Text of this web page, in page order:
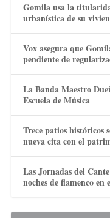
Gomila usa la
urbanística de su
Vox asegura que
pendiente de
La Banda Maestro
Escuela de Música
Trece patios históricos
nueva cita con el
Las Jornadas del
noches de flamenco